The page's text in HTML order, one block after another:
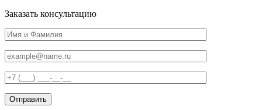
Заказать консультацию